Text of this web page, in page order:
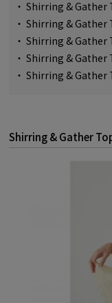
・ Shirring & Gather
・ Shirring & Gather
・ Shirring & Gather
・ Shirring & Gather
・ Shirring & Gather
Shirring & Gather